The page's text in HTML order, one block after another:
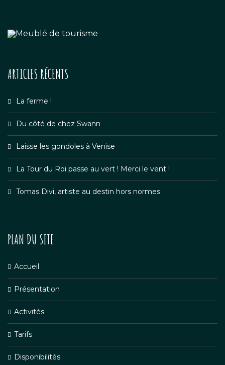
ARTICLES RÉCENTS
La ferme !
Du côté de chez Swann
Laisse les gondoles à Venise
La Tour du Roi passe au vert ! Merci le vent !
Tomas Divi, artiste au destin hors normes
PLAN DU SITE
Accueil
Présentation
Activités
Tarifs
Disponibilités